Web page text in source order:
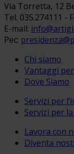
Via Torretta, 12
Tel. 035.274111 -
E-mail:
Pec:
Chi siamo
Vantaggi
Dove Siamo
Servizi per
Servizi per
Lavora con
Diventa